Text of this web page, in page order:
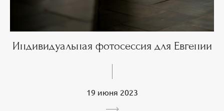
Индивидуальная фотосессия для Евгении
19 июня 2023